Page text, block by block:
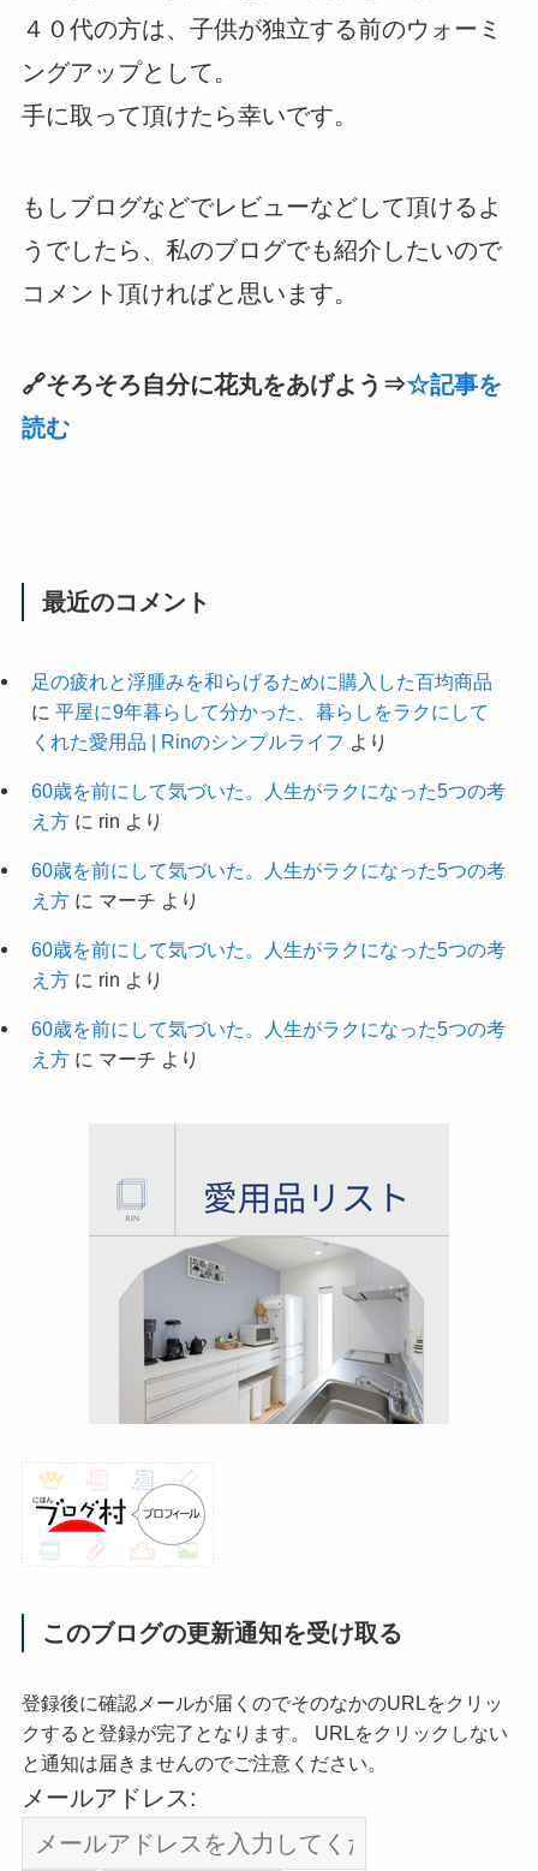
４０代の方は、子供が独立する前のウォーミ
ングアップとして。
手に取って頂けたら幸いです。
もしブログなどでレビューなどして頂けるよ
うでしたら、私のブログでも紹介したいので
コメント頂ければと思います。
🔗そろそろ自分に花丸をあげよう⇒☆記事を
読む
最近のコメント
足の疲れと浮腫みを和らげるために購入した百均商品
に 平屋に9年暮らして分かった、暮らしをラクにして
くれた愛用品 | Rinのシンプルライフ より
60歳を前にして気づいた。人生がラクになった5つの考
え方に rin より
60歳を前にして気づいた。人生がラクになった5つの考
え方に マーチ より
60歳を前にして気づいた。人生がラクになった5つの考
え方に rin より
60歳を前にして気づいた。人生がラクになった5つの考
え方に マーチ より
このブログの更新通知を受け取る
登録後に確認メールが届くのでそのなかのURLをクリッ
クすると登録が完了となります。 URLをクリックしない
と通知は届きませんのでご注意ください。
メールアドレス: